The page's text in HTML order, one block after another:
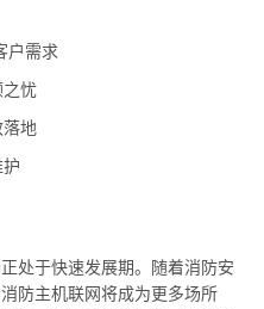
户需求
之忧
落地
处于快速发展期。随着消防安
防主机联网将成为更多场所